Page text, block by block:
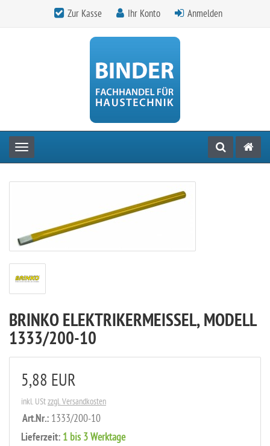
Zur Kasse Ihr Konto Anmelden
Toggle navigation
BRINKO ELEKTRIKERMEISSEL, MODELL
1333/200-10
5,88 EUR
inkl. UStzzgl. Versandkosten
Art.Nr.: 1333/200-10
Lieferzeit: 1 bis 3 Werktage